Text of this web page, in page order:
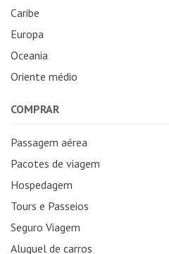
Caribe
Europa
Oceania
Oriente médio
COMPRAR
Passagem aérea
Pacotes de viagem
Hospedagem
Tours e Passeios
Seguro Viagem
Aluguel de carros